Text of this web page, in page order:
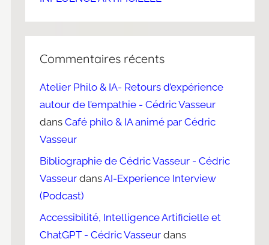
Commentaires récents
Atelier Philo & IA- Retours d’expérience
autour de l’empathie - Cédric Vasseur
dansCafé philo & IA animé par Cédric
Vasseur
Bibliographie de Cédric Vasseur - Cédric
Vasseur dansAI-Experience Interview
(Podcast)
Accessibilité, Intelligence Artificielle et
ChatGPT - Cédric Vasseur dans